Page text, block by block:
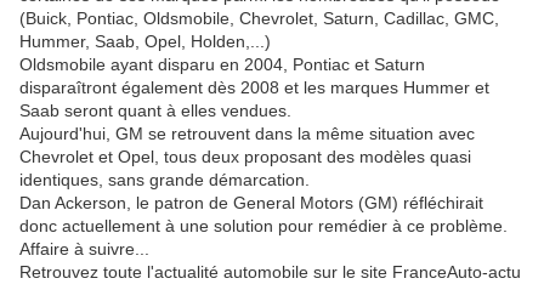
(Buick, Pontiac, Oldsmobile, Chevrolet, Saturn, Cadillac, GMC,
Hummer, Saab, Opel, Holden,...)
Oldsmobile ayant disparu en 2004, Pontiac et Saturn
disparaîtront également dès 2008 et les marques Hummer et
Saab seront quant à elles vendues.
Aujourd'hui, GM se retrouvent dans la même situation avec
Chevrolet et Opel, tous deux proposant des modèles quasi
identiques, sans grande démarcation.
Dan Ackerson, le patron de General Motors (GM) réfléchirait
donc actuellement à une solution pour remédier à ce problème.
Affaire à suivre...
Retrouvez toute l'actualité automobile sur le site FranceAuto-actu